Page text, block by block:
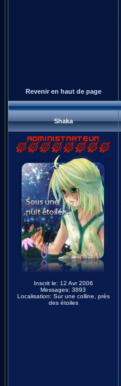
Revenir en haut de page
Shaka
Inscrit le: 12 Avr 2006
Messages: 3893
Localisation: Sur une colline, près
des étoiles